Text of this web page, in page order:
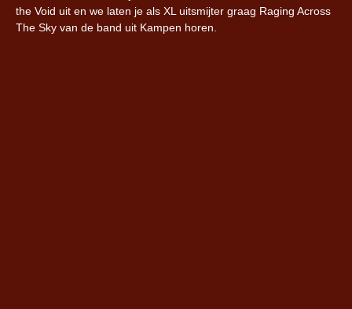
the Void uit en we laten je als XL uitsmijter graag Raging Across
The Sky van de band uit Kampen horen.